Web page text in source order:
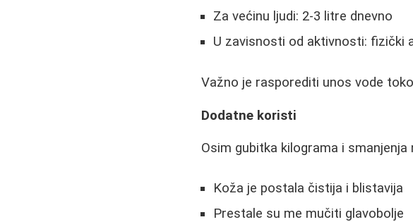
Za većinu ljudi: 2-3 litre dnevno
U zavisnosti od aktivnosti: fizički
Važno je rasporediti unos vode
Dodatne koristi
Osim gubitka kilograma i
Koža je postala čistija i blistavija
Prestale su me mučiti glavobolje